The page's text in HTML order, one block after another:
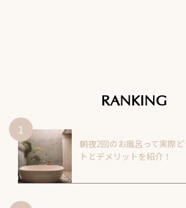
RANKING
朝夜2回のお風呂って実際
トとデメリットを紹介！